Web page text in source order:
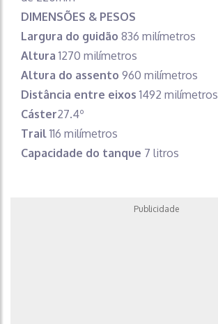
DIMENSÕES & PESOS
Largura do guidão 836 milímetros
Altura1270 milímetros
Altura do assento 960 milímetros
Distância entre eixos1492 milímetros
Cáster27.4º
Trail116 milímetros
Capacidade do tanque 7 litros
Publicidade